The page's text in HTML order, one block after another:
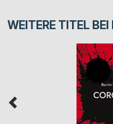
WEITERE TITEL BEI